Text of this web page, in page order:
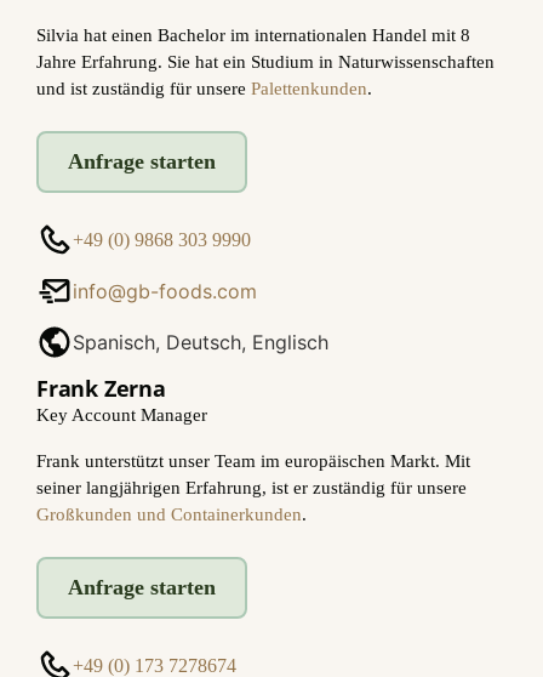
Silvia hat einen Bachelor im internationalen Handel mit 8
Jahre Erfahrung. Sie hat ein Studium in Naturwissenschaften
und ist zuständig für unsere Palettenkunden.
Anfrage starten
+49 (0) 9868 303 9990
info@gb-foods.com
Spanisch, Deutsch, Englisch
Frank Zerna
Key Account Manager
Frank unterstützt unser Team im europäischen Markt. Mit
seiner langjährigen Erfahrung, ist er zuständig für unsere
Großkunden und Containerkunden.
Anfrage starten
+49 (0) 173 7278674